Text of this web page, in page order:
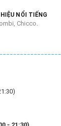
NỔI TIẾNG
Chicco.